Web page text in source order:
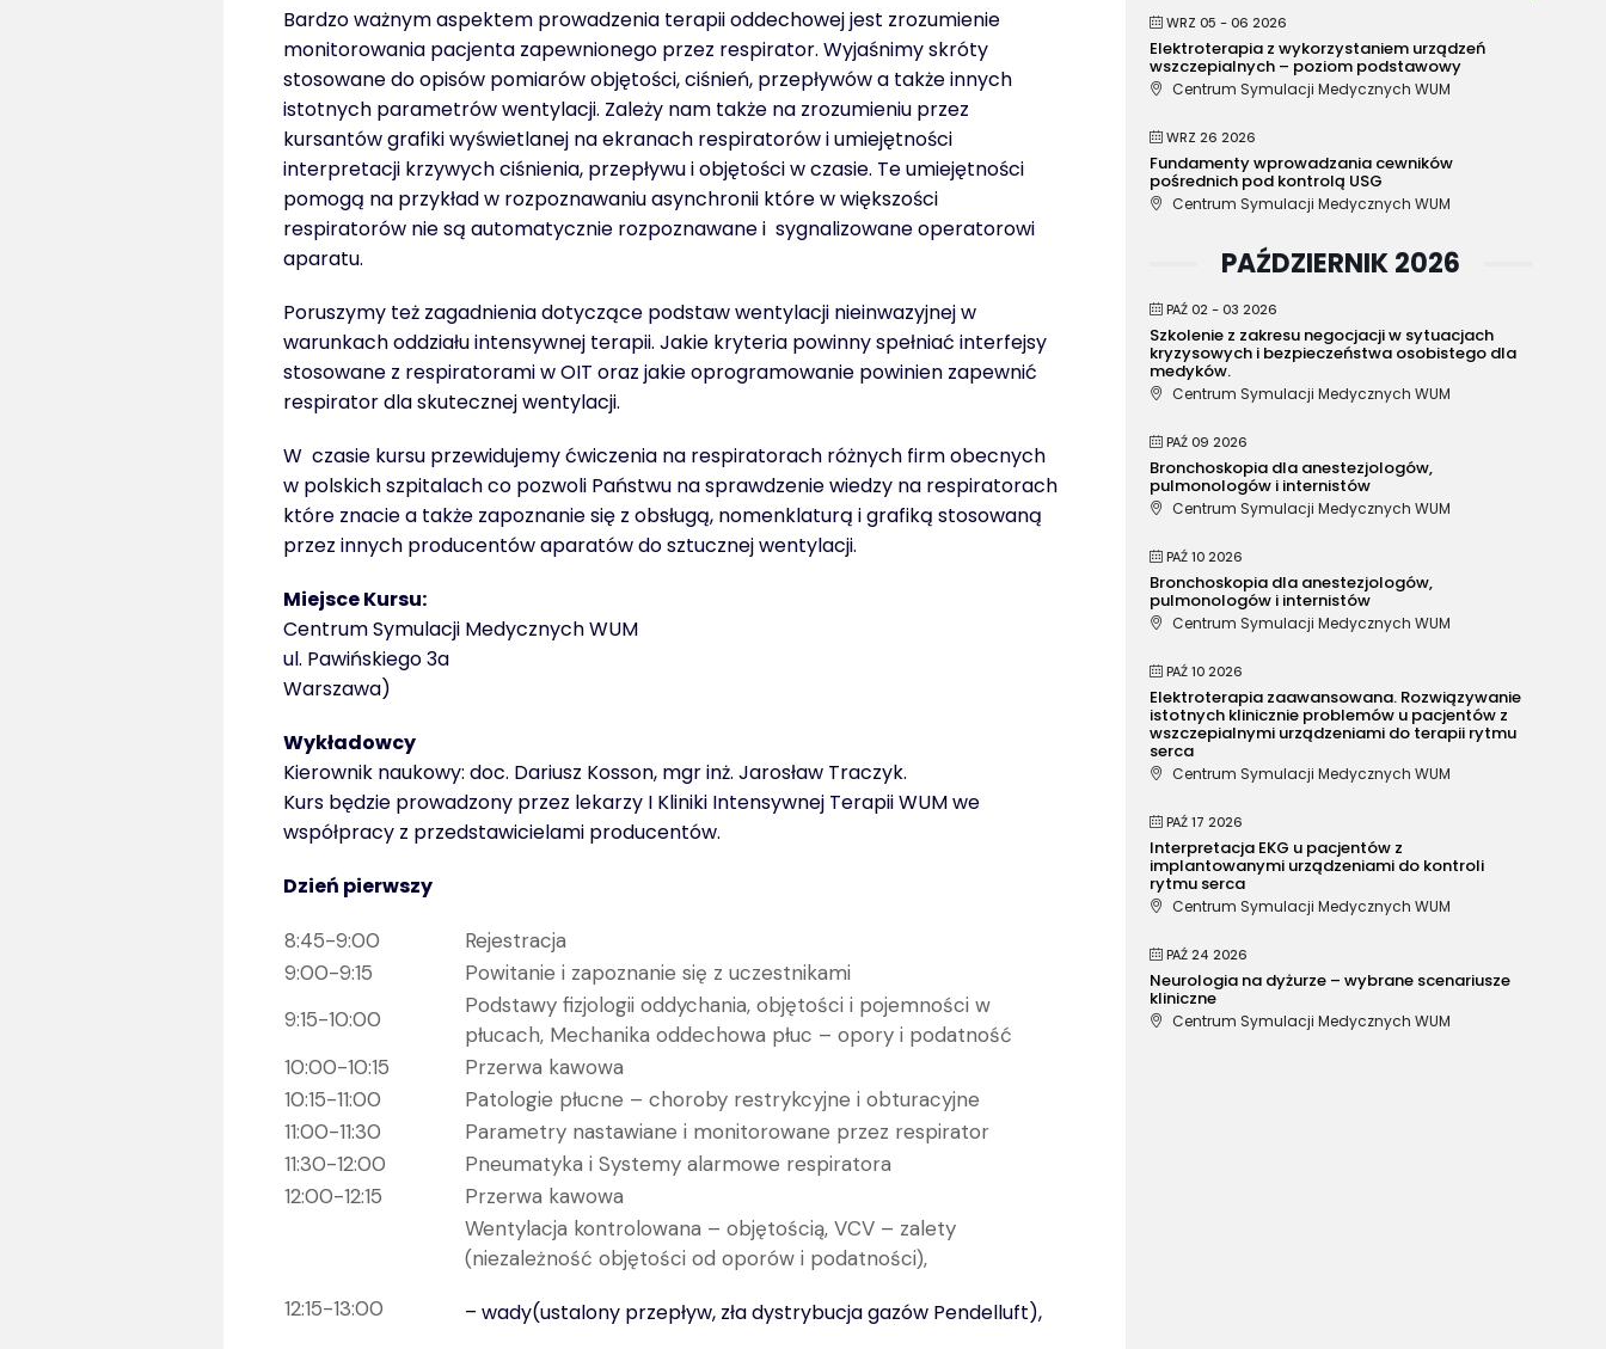
Bardzo ważnym aspektem prowadzenia terapii oddechowej jest zrozumienie
monitorowania pacjenta zapewnionego przez respirator. Wyjaśnimy skróty
stosowane do opisów pomiarów objętości, ciśnień, przepływów a także innych
istotnych parametrów wentylacji. Zależy nam także na zrozumieniu przez
kursantów grafiki wyświetlanej na ekranach respiratorów i umiejętności
interpretacji krzywych ciśnienia, przepływu i objętości w czasie. Te umiejętności
pomogą na przykład w rozpoznawaniu asynchronii które w większości
respiratorów nie są automatycznie rozpoznawane i sygnalizowane operatorowi
aparatu.
Poruszymy też zagadnienia dotyczące podstaw wentylacji nieinwazyjnej w
warunkach oddziału intensywnej terapii. Jakie kryteria powinny spełniać interfejsy
stosowane z respiratorami w OIT oraz jakie oprogramowanie powinien zapewnić
respirator dla skutecznej wentylacji.
W czasie kursu przewidujemy ćwiczenia na respiratorach różnych firm obecnych
w polskich szpitalach co pozwoli Państwu na sprawdzenie wiedzy na respiratorach
które znacie a także zapoznanie się z obsługą, nomenklaturą i grafiką stosowaną
przez innych producentów aparatów do sztucznej wentylacji.
Miejsce Kursu:
Centrum Symulacji Medycznych WUM
ul. Pawińskiego 3a
Warszawa)
Wykładowcy
Kierownik naukowy: doc. Dariusz Kosson, mgr inż. Jarosław Traczyk.
Kurs będzie prowadzony przez lekarzy I Kliniki Intensywnej Terapii WUM we
współpracy z przedstawicielami producentów.
Dzień pierwszy
8:45-9:00
Rejestracja
9:00-9:15
Powitanie i zapoznanie się z uczestnikami
9:15-10:00
Podstawy fizjologii oddychania, objętości i pojemności w
płucach, Mechanika oddechowa płuc – opory i podatność
10:00-10:15
Przerwa kawowa
10:15-11:00
Patologie płucne – choroby restrykcyjne i obturacyjne
11:00-11:30
Parametry nastawiane i monitorowane przez respirator
11:30-12:00
Pneumatyka i Systemy alarmowe respiratora
12:00-12:15
Przerwa kawowa
12:15-13:00
Wentylacja kontrolowana – objętością, VCV – zalety
(niezależność objętości od oporów i podatności),
– wady(ustalony przepływ, zła dystrybucja gazów Pendelluft),
WRZ 05 - 06 2026
Elektroterapia z wykorzystaniem urządzeń
wszczepialnych – poziom podstawowy
Centrum Symulacji Medycznych WUM
WRZ 26 2026
Fundamenty wprowadzania cewników
pośrednich pod kontrolą USG
Centrum Symulacji Medycznych WUM
PAŹDZIERNIK 2026
PAŹ 02 - 03 2026
Szkolenie z zakresu negocjacji w sytuacjach
kryzysowych i bezpieczeństwa osobistego dla
medyków.
Centrum Symulacji Medycznych WUM
PAŹ 09 2026
Bronchoskopia dla anestezjologów,
pulmonologów i internistów
Centrum Symulacji Medycznych WUM
PAŹ 10 2026
Bronchoskopia dla anestezjologów,
pulmonologów i internistów
Centrum Symulacji Medycznych WUM
PAŹ 10 2026
Elektroterapia zaawansowana. Rozwiązywanie
istotnych klinicznie problemów u pacjentów z
wszczepialnymi urządzeniami do terapii rytmu
serca
Centrum Symulacji Medycznych WUM
PAŹ 17 2026
Interpretacja EKG u pacjentów z
implantowanymi urządzeniami do kontroli
rytmu serca
Centrum Symulacji Medycznych WUM
PAŹ 24 2026
Neurologia na dyżurze – wybrane scenariusze
kliniczne
Centrum Symulacji Medycznych WUM